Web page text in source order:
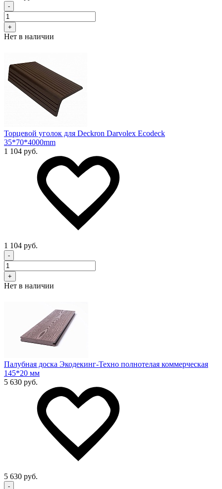
-
+
Нет в наличии
Торцевой уголок для Deckron Darvolex Ecodeck
35*70*4000mm
1 104 руб.
1 104 руб.
-
+
Нет в наличии
Палубная доска Экодекинг-Техно полнотелая коммерческая
145*20 мм
5 630 руб.
5 630 руб.
-